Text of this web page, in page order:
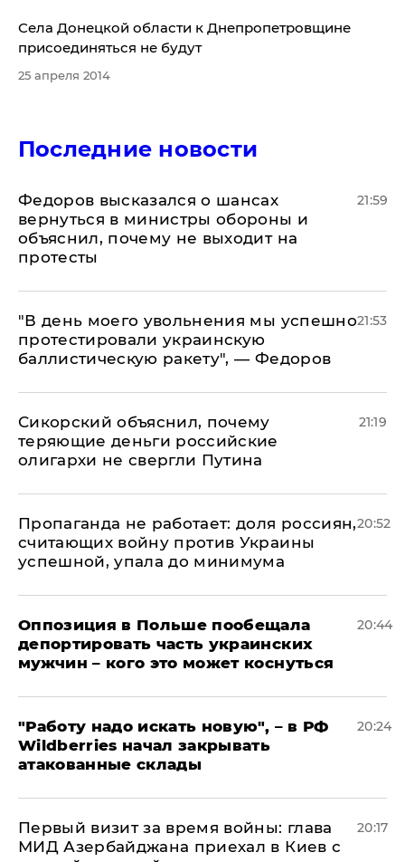
Села Донецкой области к Днепропетровщине
присоединяться не будут
25 апреля 2014
Последние новости
Федоров высказался о шансах
вернуться в министры обороны и
объяснил, почему не выходит на
протесты
21:59
​"В день моего увольнения мы успешно
протестировали украинскую
баллистическую ракету", — Федоров
21:53
Сикорский объяснил, почему
теряющие деньги российские
олигархи не свергли Путина
21:19
​Пропаганда не работает: доля россиян,
считающих войну против Украины
успешной, упала до минимума
20:52
Оппозиция в Польше пообещала
депортировать часть украинских
мужчин – кого это может коснуться
20:44
"Работу надо искать новую", – в РФ
Wildberries начал закрывать
атакованные склады
20:24
Первый визит за время войны: глава
МИД Азербайджана приехал в Киев с
20:17